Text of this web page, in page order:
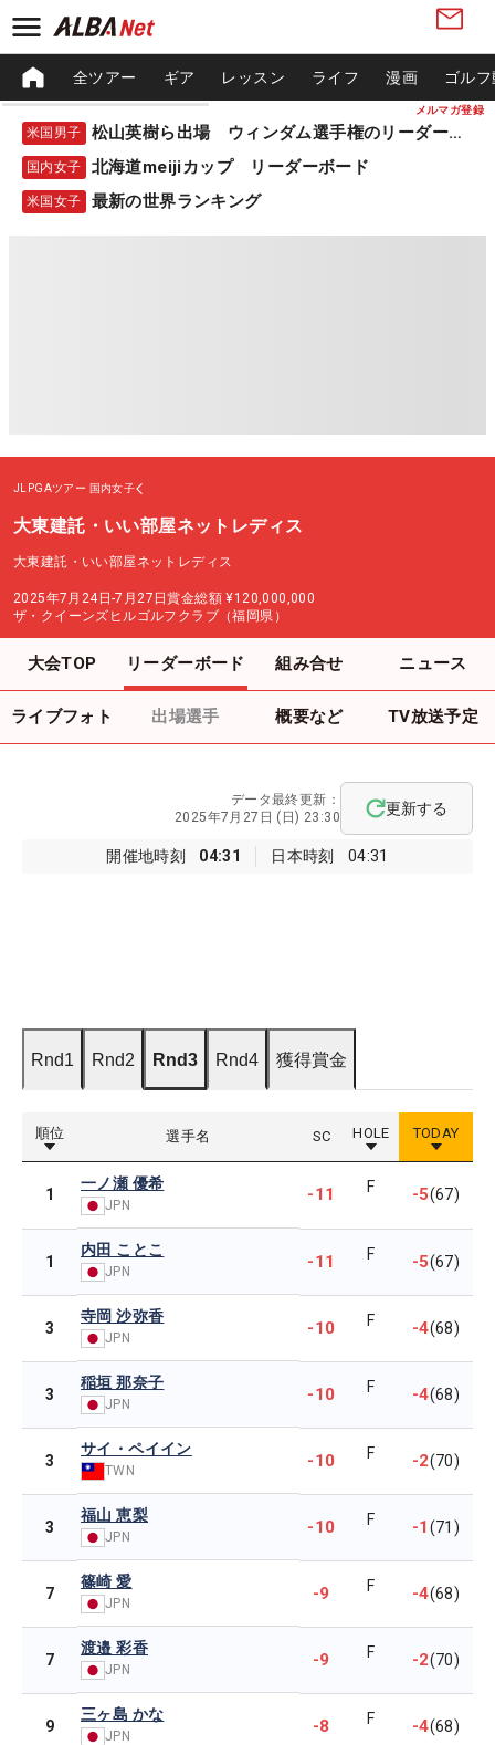
メルマガ登録
全ツアー ギア レッスン ライフ 漫画 ゴル
米国男子 松山英樹ら出場 ウィンダム選手権のリーダーボード
国内女子 北海道meijiカップ リーダーボード
米国女子 最新の世界ランキング
JLPGAツアー 国内女子
大東建託・いい部屋ネットレディス
大東建託・いい部屋ネットレディス
2025年7月24日-7月27日賞金総額 ¥120,000,000
ザ・クイーンズヒルゴルフクラブ（福岡県）
大会TOP リーダーボード 組み合せ ニュース
ライブフォト 出場選手 概要など TV放送予定
開催地時刻 04:31 日本時刻 04:31
データ最終更新：
2025年7月27日 (日) 23:30
更新する
Rnd1 Rnd2 Rnd3 Rnd4 獲得賞金
順位 選手名 SC HOLE TODAY
1
一ノ瀬 優希
JPN
-11 F -5(67)
1
内田 ことこ
JPN -11 F -5(67)
3
寺岡 沙弥香
JPN -10 F -4(68)
3
稲垣 那奈子
JPN -10 F -4(68)
3
サイ・ペイイン
TWN -10 F -2(70)
3
福山 恵梨
JPN -10 F -1(71)
7
篠崎 愛
JPN -9 F -4(68)
7
渡邉 彩香
JPN -9 F -2(70)
9
三ヶ島 かな
JPN -8 F -4(68)